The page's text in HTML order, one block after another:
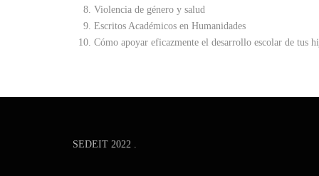
Violencia de género y salud
Escritos Académicos en Humanidades
Cómo apoyar eficazmente el desarrollo escolar de tus
SEDEIT 2022 .